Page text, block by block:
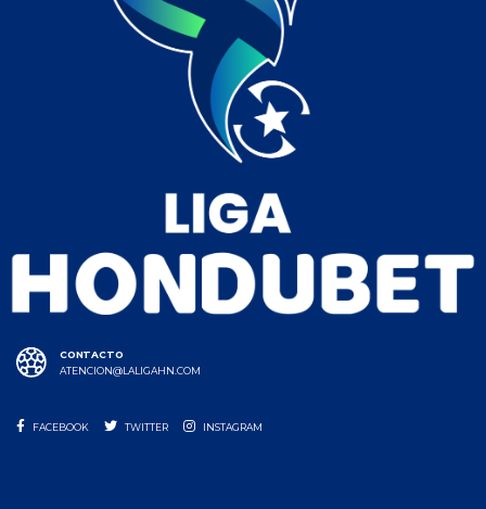
CONTACTO
ATENCION@LALIGAHN.COM
FACEBOOK TWITTER INSTAGRAM